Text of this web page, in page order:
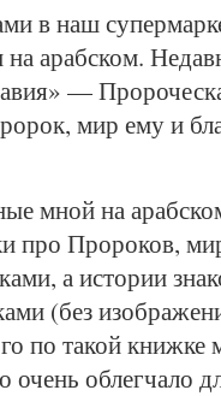
в наш
арабском.
—
мной на
про Пророков,
а истории
(без
по такой книжке
очень облегчало